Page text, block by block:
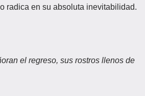
radica en su absoluta inevitabilidad.
el regreso, sus rostros llenos de